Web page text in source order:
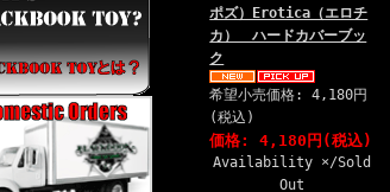
ポズ）Erotica（エロチ
カ） ハードカバーブッ
ク
希望小売価格: 4,180円
(税込)
価格: 4,180円(税込)
Availability ×/Sold
Out